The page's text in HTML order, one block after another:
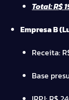
Total: R$
Empresa B
Receita:
Base